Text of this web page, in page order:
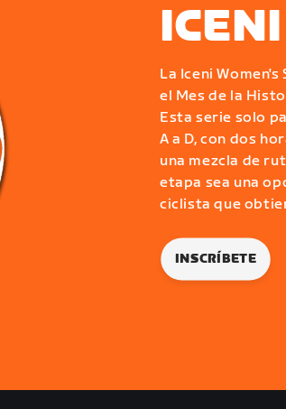
La Iceni
el Mes de la
Esta serie solo
A a D, con dos
una mezcla de
etapa sea una
ciclista que
INSCRÍBETE